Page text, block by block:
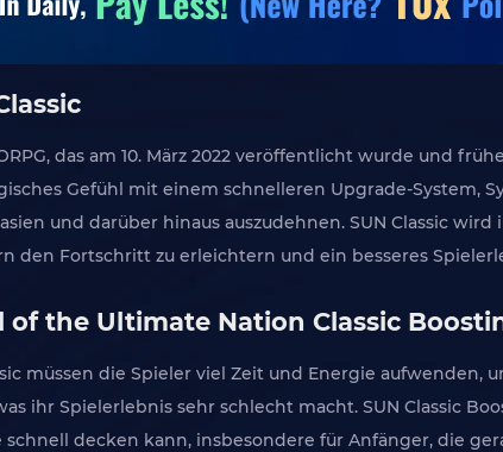
das am 10. März 2022 veröffentlicht wurde und
Gefühl mit einem schnelleren Upgrade-System,
und darüber hinaus auszudehnen. SUN Classic
den Fortschritt zu erleichtern und ein besseres
of the Ultimate Nation Classic
müssen die Spieler viel Zeit und Energie aufwenden,
ihr Spielerlebnis sehr schlecht macht. SUN Classic
decken kann, insbesondere für Anfänger, die